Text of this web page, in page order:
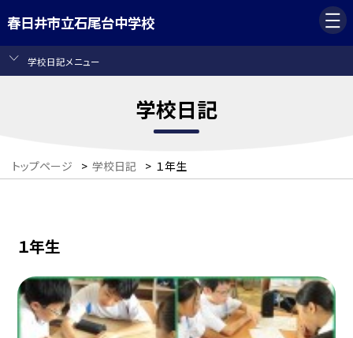
春日井市立石尾台中学校
学校日記メニュー
学校日記
トップページ > 学校日記 > １年生
１年生